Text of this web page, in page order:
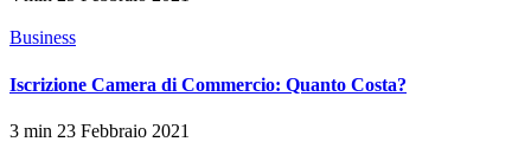
Business
Iscrizione Camera di Commercio: Quanto Costa?
3 min 23 Febbraio 2021